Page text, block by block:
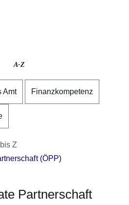
A-Z
Amt Finanzkompetenz
Z
(ÖPP)
Partnerschaft